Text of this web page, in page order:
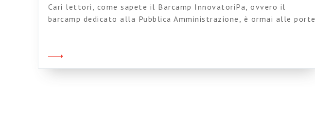
Cari lettori, come sapete il Barcamp InnovatoriPa, ovvero il
barcamp dedicato alla Pubblica Amministrazione, è ormai alle porte
farlo, visto il bizzarro format che si sta configurando. *Leggetelo
con attenzione*). E […]